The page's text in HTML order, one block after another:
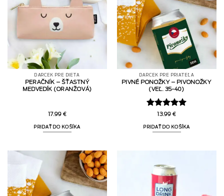
DARČEK PRE DIEŤA
PERAČNÍK – ŠŤASTNÝ
MEDVEDÍK (ORANŽOVÁ)
17.99 €
PRIDAŤ DO KOŠÍKA
DARČEK PRE PRIATEĽA
PIVNÉ PONOŽKY – PIVONOŽKY
(VEĽ. 35-40)
Hodnotenie
13.99 €
PRIDAŤ DO KOŠÍKA